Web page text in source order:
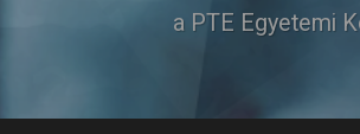
a PTE Egyetemi